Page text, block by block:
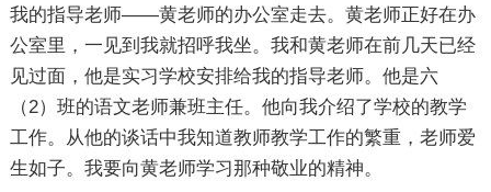
我的指导老师——黄老师的办公室走去。黄老师正好在办
公室里，一见到我就招呼我坐。我和黄老师在前几天已经
见过面，他是实习学校安排给我的指导老师。他是六
（2）班的语文老师兼班主任。他向我介绍了学校的教学
工作。从他的谈话中我知道教师教学工作的繁重，老师爱
生如子。我要向黄老师学习那种敬业的精神。